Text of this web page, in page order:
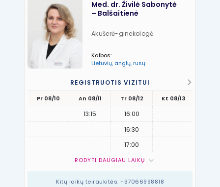
Med. dr. Živilė Sabonytė
– Balšaitienė
Akušerė-ginekologė
Kalbos:
Lietuvių, anglų, rusų
REGISTRUOTIS VIZITUI
Pr 08/10 An 08/11
13:15
Tr 08/12
16:00
16:30
17:00
Kt 08/13
RODYTI DAUGIAU LAIKŲ
Kitų laikų teiraukitės: +37066998818